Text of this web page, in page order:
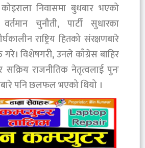
निवासमा बुधबार भएको
चुनौती, पार्टी सुधारका
राष्ट्रिय हितको संरक्षणबारे
विशेषगरी, उनले काँग्रेस बाहिर
राजनीतिक नेतृत्वलाई पुनः
पनि छलफल भएको थियो ।